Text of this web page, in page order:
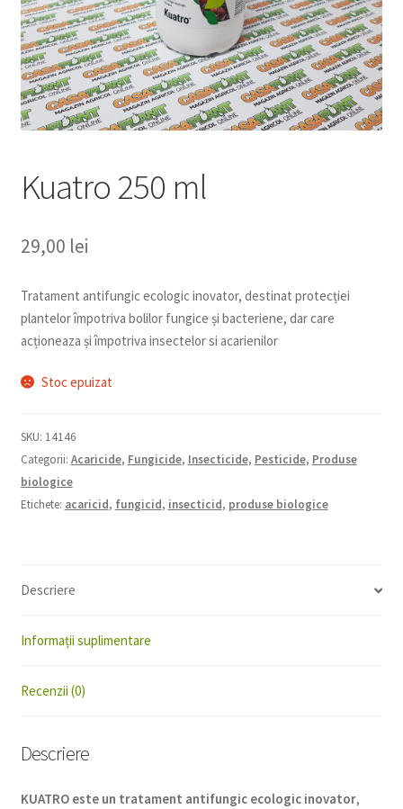
Kuatro 250 ml
29,00 lei
Tratament antifungic ecologic inovator, destinat protecției
plantelor împotriva bolilor fungice și bacteriene, dar care
acționeaza și împotriva insectelor si acarienilor
Stoc epuizat
SKU: 14146
Categorii: Acaricide, Fungicide, Insecticide, Pesticide, Produse
biologice
Etichete: acaricid, fungicid, insecticid, produse biologice
Descriere
Informații suplimentare
Recenzii (0)
Descriere
KUATRO este un tratament antifungic ecologic inovator,